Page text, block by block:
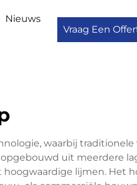
Nieuws
Vraag Een
waarbij
uit meerdere
lijmen. Het